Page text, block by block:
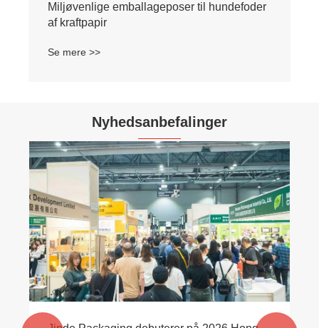
Miljøvenlige emballageposer til hundefoder
af kraftpapir
Se mere >>
Nyhedsanbefalinger